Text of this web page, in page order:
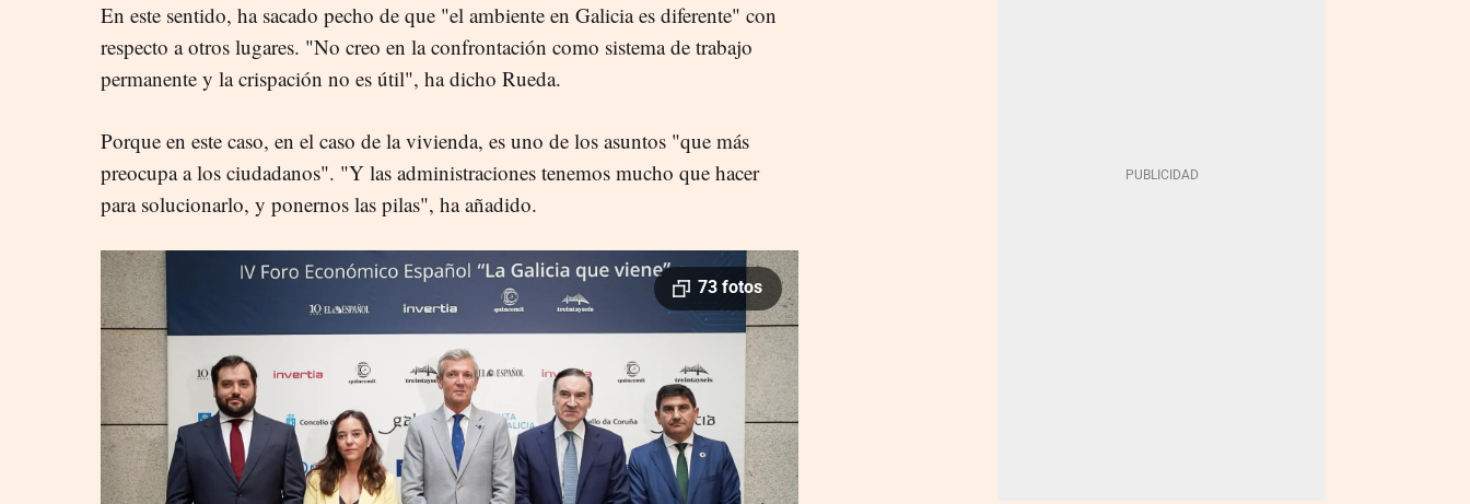
En este sentido, ha sacado pecho de que "el ambiente en Galicia es diferente" con
respecto a otros lugares. "No creo en la confrontación como sistema de trabajo
permanente y la crispación no es útil", ha dicho Rueda.
Porque en este caso, en el caso de la vivienda, es uno de los asuntos "que más
preocupa a los ciudadanos". "Y las administraciones tenemos mucho que hacer
para solucionarlo, y ponernos las pilas", ha añadido.
73 fotos